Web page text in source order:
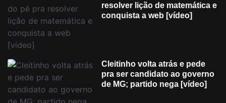
resolver lição de matemática e
conquista a web [vídeo]
Cleitinho volta atrás e pede
pra ser candidato ao governo
de MG; partido nega [vídeo]